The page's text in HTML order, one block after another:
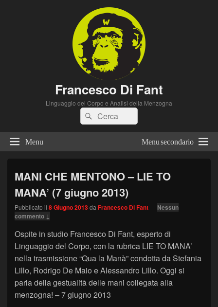
Francesco Di Fant
Linguaggio del Corpo e Analisi della Menzogna
Cerca:Cerca
Menu Menu secondario
MANI CHE MENTONO – LIE TO
MANA’ (7 giugno 2013)
Pubblicato il 8 Giugno 2013da Francesco Di Fant— Nessun
commento ↓
Ospite in studio Francesco Di Fant, esperto di
Linguaggio del Corpo, con la rubrica LIE TO MANA’
nella trasmissione “Qua la Manà” condotta da Stefania
Lillo, Rodrigo De Maio e Alessandro Lillo. Oggi si
parla della gestualità delle mani collegata alla
menzogna! – 7 giugno 2013